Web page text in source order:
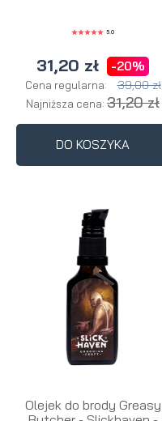
5.0
31,20 zł -20%
Cena regularna: 39,00 zł
Najniższa cena: 31,20 zł
DO KOSZYKA
Olejek do brody Greasy